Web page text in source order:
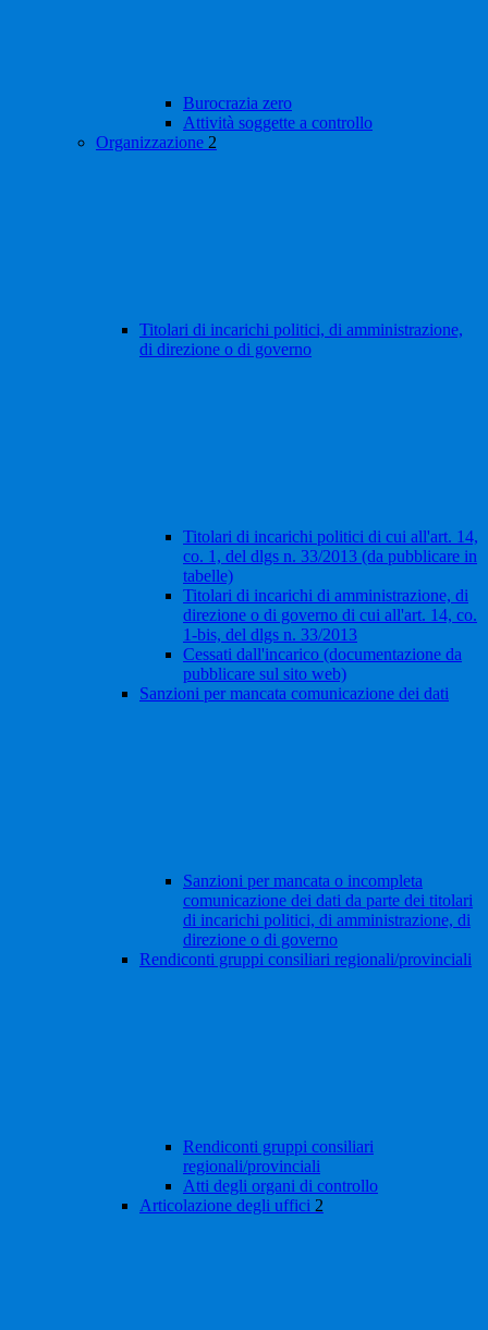
Burocrazia zero
Attività soggette a controllo
Organizzazione 2
Titolari di incarichi politici, di amministrazione,
di direzione o di governo
Titolari di incarichi politici di cui all'art. 14,
co. 1, del dlgs n. 33/2013 (da pubblicare in
tabelle)
Titolari di incarichi di amministrazione, di
direzione o di governo di cui all'art. 14, co.
1-bis, del dlgs n. 33/2013
Cessati dall'incarico (documentazione da
pubblicare sul sito web)
Sanzioni per mancata comunicazione dei dati
Sanzioni per mancata o incompleta
comunicazione dei dati da parte dei titolari
di incarichi politici, di amministrazione, di
direzione o di governo
Rendiconti gruppi consiliari regionali/provinciali
Rendiconti gruppi consiliari
regionali/provinciali
Atti degli organi di controllo
Articolazione degli uffici 2